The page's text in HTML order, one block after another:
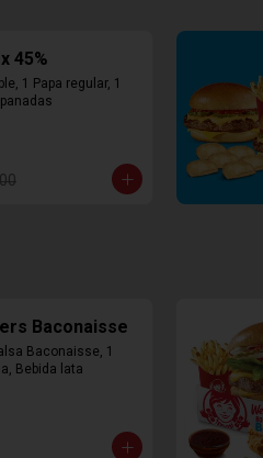
45%
1 Papa regular, 1
Baconaisse
Baconaisse, 1
Bebida lata